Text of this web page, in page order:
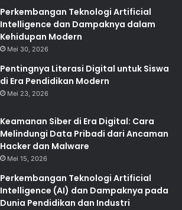
Perkembangan Teknologi Artificial
Intelligence dan Dampaknya dalam
Kehidupan Modern
Mei 30, 2026
Pentingnya Literasi Digital untuk Siswa
di Era Pendidikan Modern
Mei 23, 2026
Keamanan Siber di Era Digital: Cara
Melindungi Data Pribadi dari Ancaman
Hacker dan Malware
Mei 15, 2026
Perkembangan Teknologi Artificial
Intelligence (AI) dan Dampaknya pada
Dunia Pendidikan dan Industri